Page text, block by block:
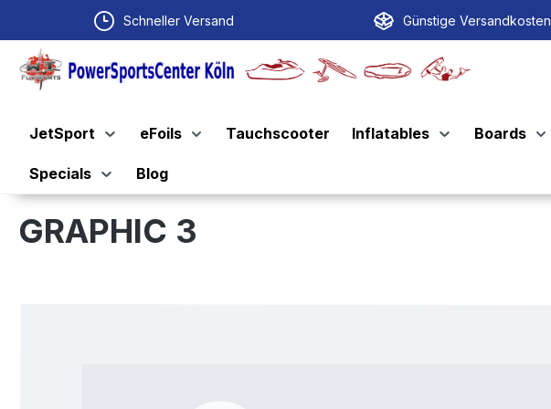
Zur Hauptnavigation springen
Schneller Versand Günstige Versandkosten
JetSport eFoils Tauchscooter Inflatables Boards
Specials Blog
GRAPHIC 3